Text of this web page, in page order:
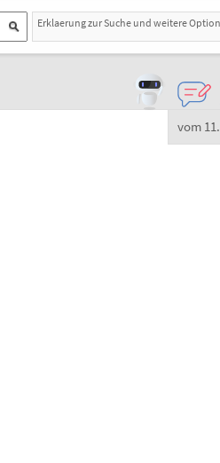
Erklaerung zur Suche und weitere
vom